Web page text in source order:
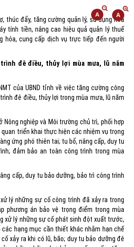
thúc đẩy, tăng cường quản lý, sử dụng hóa
tính tiền, nâng cao hiệu quả quản lý thuế
hóa, cung cấp dịch vụ trực tiếp đến người
đê điều, thủy lợi mùa mưa, lũ năm
của UBND tỉnh về việc tăng cường công
đê điều, thủy lợi trong mùa mưa, lũ năm
Nông nghiệp và Môi trường chủ trì, phối hợp
triển khai thực hiện các nhiệm vụ trọng
ứng phó thiên tai; tu bổ, nâng cấp, duy tu
đảm bảo an toàn công trình trong mùa
cấp, duy tu bảo dưỡng, bảo trì công trình
lý những sự cố công trình đã xảy ra trong
phương án bảo vệ trọng điểm trong mùa
xử lý những sự cố phát sinh đột xuất trước,
hạng mục cần thiết khác nhằm hạn chế
xảy ra khi có lũ, bão; duy tu bảo dưỡng đê